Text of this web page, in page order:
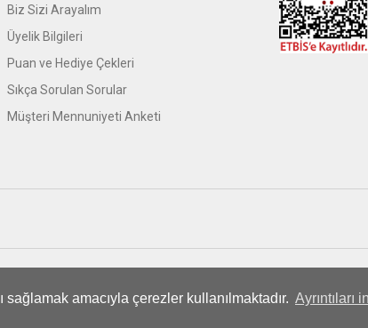
amacıyla çerezler kullanılmaktadır. Ayrıntıları
Biz Sizi Arayalım
Üyelik Bilgileri
Puan ve Hediye Çekleri
Sıkça Sorulan Sorular
Müşteri Mennuniyeti Anketi